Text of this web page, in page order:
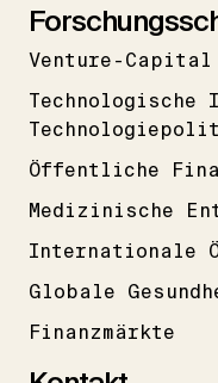
Venture-Capital
Technologische
Öffentliche
Medizinische
Internationale
Globale
Finanzmärkte